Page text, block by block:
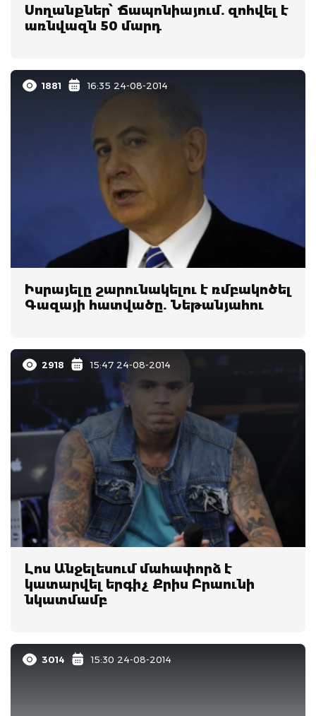
Սողանքներ՝ Ճապոնիայում. զոհվել է
առնվազն 50 մարդ
1881 16:35 24-08-2014
Իսրայելը շարունակելու է ռմբակոծել
Գազայի հատվածը. Նեթանյահու
2918 15:47 24-08-2014
Լոս Անջելեսում մահափորձ է
կատարվել երգիչ Քրիս Բրաունի
նկատմամբ
3014 15:30 24-08-2014